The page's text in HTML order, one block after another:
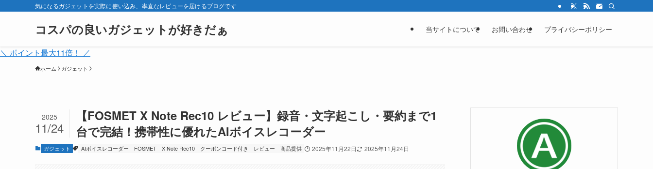
気になるガジェットを実際に使い込み、率直なレビューを届けるブログです
コスパの良いガジェットが好きだぁ 当サイトについて お問い合わせ プライバシーポリシー
＼ ポイント最大11倍！ ／
ホーム ガジェット
【FOSMET X Note Rec10 レビュー】録音・文字起こし・要約まで1
台で完結！携帯性に優れたAIボイスレコーダー
2025
11/24
ガジェット AIボイスレコーダー FOSMET X Note Rec10 クーポンコード付き レビュー 商品提供 2025年11月22日 2025年11月24日